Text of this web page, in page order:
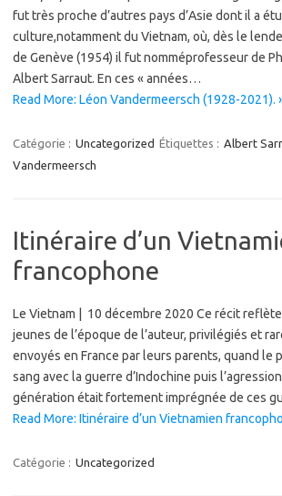
fut très proche d’autres pays d’Asie dont il a
culture,notamment du Vietnam, où, dès le
de Genève (1954) il fut nomméprofesseur de
Albert Sarraut. En ces « années…
Read More: Léon Vandermeersch (1928-2021).
Catégorie : Uncategorized Étiquettes : Albert
Vandermeersch
Itinéraire d’un
francophone
Le Vietnam | 10 décembre 2020 Ce récit
jeunes de l’époque de l’auteur, privilégiés et
envoyés en France par leurs parents, quand le
sang avec la guerre d’Indochine puis
génération était fortement imprégnée de ces
Read More: Itinéraire d’un Vietnamien
Catégorie : Uncategorized